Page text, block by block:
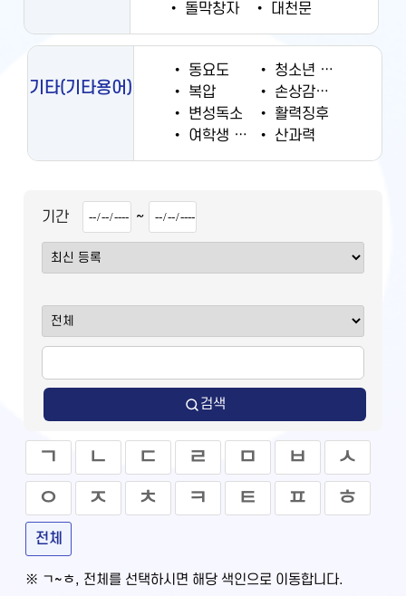
•
돌막창자 • 대천문
기타(기타용어)
• 동요도 •
청소년 궐련 현재 흡연율
•
복압 •
손상감시정보
•
변성독소 •
활력징후
•
여학생 흡연율 • 산과력
기간 ~
검색
ㄱ ㄴ ㄷ ㄹ ㅁ ㅂ
ㅅ
ㅇ
ㅈ ㅊ ㅋ ㅌ ㅍ ㅎ
전체
※ ㄱ~ㅎ, 전체를 선택하시면 해당 색인으로 이동합니다.